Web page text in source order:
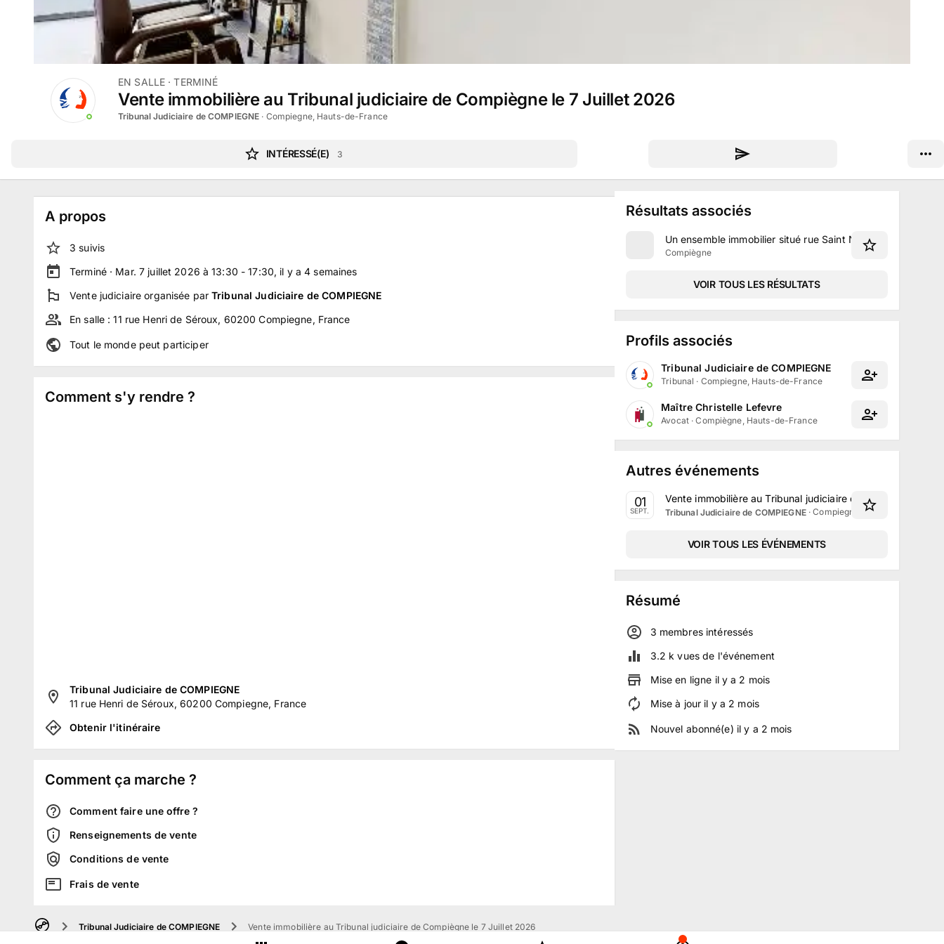
EN SALLE · TERMINÉ
Vente immobilière au Tribunal judiciaire de Compiègne le 7 Juillet 2026
Tribunal Judiciaire de COMPIEGNE · Compiegne, Hauts-de-France
INTÉRESSÉ(E) 3
A propos
3 suivis
Terminé · Mar. 7 juillet 2026 à 13:30 - 17:30, il y a4 semaines
Vente judiciaire organisée parTribunal Judiciaire de COMPIEGNE
En salle :11 rue Henri de Séroux, 60200 Compiegne, France
Tout le monde peut participer
Comment s'y rendre ?
Tribunal Judiciaire de COMPIEGNE
11 rue Henri de Séroux, 60200 Compiegne, France
Obtenir l'itinéraire
Comment ça marche ?
Comment faire une offre ?
Renseignements de vente
Conditions de vente
Frais de vente
Résultats associés
Un ensemble immobilier situé rue Saint Nicolas à
Compiègne
VOIR TOUS LES RÉSULTATS
Profils associés
Tribunal Judiciaire de COMPIEGNE
Tribunal · Compiegne, Hauts-de-France
Maître Christelle Lefevre
Avocat ·Compiègne, Hauts-de-France
Autres événements
01
SEPT.
Vente immobilière au Tribunal judiciaire de Compiègne le
Tribunal Judiciaire de COMPIEGNE·Compiegne, Hauts-de-France
VOIR TOUS LES ÉVÉNEMENTS
Résumé
3 membresintéressés
3.2 k vues de l'événement
Mise en ligne il y a 2 mois
Mise à jour il y a 2 mois
Nouvel abonné(e) il y a 2 mois
Tribunal Judiciaire de COMPIEGNE Vente immobilière au Tribunal judiciaire de Compiègne le 7 Juillet 2026